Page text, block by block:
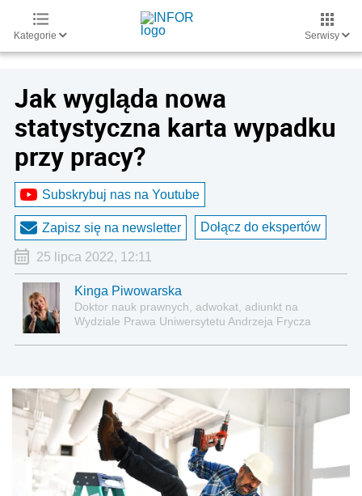
Kategorie Serwisy
Jak wygląda nowa
statystyczna karta wypadku
przy pracy?
Subskrybuj nas na Youtube
Zapisz się na newsletter Dołącz do ekspertów
25 lipca 2022, 12:11
Kinga Piwowarska
Doktor nauk prawnych, adwokat, adiunkt na
Wydziale Prawa Uniwersytetu Andrzeja Frycza
administracyjnoprawnych aspektach związanych z
pracą i pomocą socjalną.